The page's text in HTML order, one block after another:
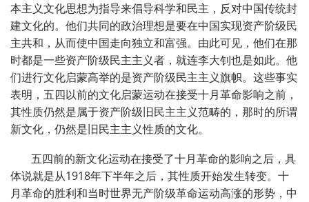
本主义文化思想为指导来倡导科学和民主，反对中国传统封
建文化的。他们共同的政治理想是要在中国实现资产阶级民
主共和，从而使中国走向独立和富强。由此可见，他们在那
时都是一些资产阶级民主主义者，就连李大钊也是如此。他
们进行文化启蒙高举的是资产阶级民主主义旗帜。这些事实
表明，五四以前的文化启蒙运动在接受十月革命影响之前，
其性质仍然是属于资产阶级旧民主主义范畴的，那时的所谓
新文化，仍然是旧民主主义性质的文化。
五四前的新文化运动在接受了十月革命的影响之后，具
体说就是从1918年下半年之后，其性质开始发生转变。十
月革命的胜利和当时世界无产阶级革命运动高涨的形势，中